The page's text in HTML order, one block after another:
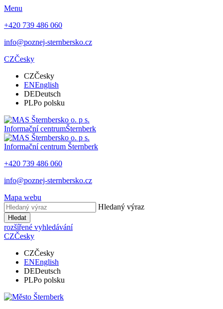
Menu
+420 739 486 060
info@poznej-sternbersko.cz
CZČesky
CZČesky
ENEnglish
DEDeutsch
PLPo polsku
Informační centrumŠternberk
Informační centrum Šternberk
+420 739 486 060
info@poznej-sternbersko.cz
Mapa webu
Hledaný výraz
Hledat
rozšířené vyhledávání
CZČesky
CZČesky
ENEnglish
DEDeutsch
PLPo polsku